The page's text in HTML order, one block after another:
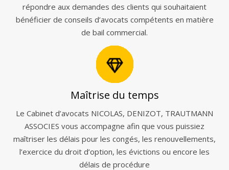
répondre aux demandes des clients qui souhaitaient
bénéficier de conseils d’avocats compétents en matière
de bail commercial.
Maîtrise du temps
Le Cabinet d’avocats NICOLAS, DENIZOT, TRAUTMANN
ASSOCIES vous accompagne afin que vous puissiez
maîtriser les délais pour les congés, les renouvellements,
l’exercice du droit d’option, les évictions ou encore les
délais de procédure